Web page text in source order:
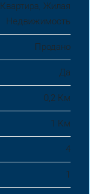
Квартира, Жилая
Недвижимость
Продано
Да
0,2 Км
1 Км
4
1